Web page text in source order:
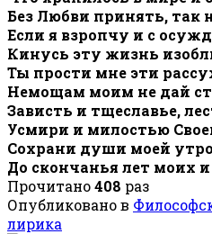
Без Любви принять, так
Если я взропчу и с
Кинусь эту жизнь
Ты прости мне эти
Немощам моим не дай
Зависть и тщеславье,
Усмири и милостью
Сохрани души моей
До скончанья лет моих
Прочитано408 раз
Опубликовано в
лирика